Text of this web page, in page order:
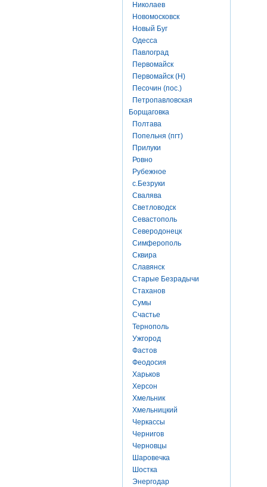
Николаев
Новомосковск
Новый Буг
Одесса
Павлоград
Первомайск
Первомайск (Н)
Песочин (пос.)
Петропавловская
Борщаговка
Полтава
Попельня (пгт)
Прилуки
Ровно
Рубежное
с.Безруки
Свалява
Светловодск
Севастополь
Северодонецк
Симферополь
Сквира
Славянск
Старые Безрадычи
Стаханов
Сумы
Счастье
Тернополь
Ужгород
Фастов
Феодосия
Харьков
Херсон
Хмельник
Хмельницкий
Черкассы
Чернигов
Черновцы
Шаровечка
Шостка
Энергодар